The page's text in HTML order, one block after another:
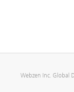
Webzen Inc. Global